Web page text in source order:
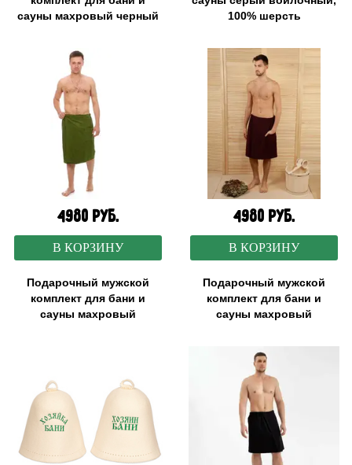
сауны махровый черный
100% шерсть
4980 руб.
В КОРЗИНУ
Подарочный мужской
комплект для бани и
сауны махровый
4980 руб.
В КОРЗИНУ
Подарочный мужской
комплект для бани и
сауны махровый